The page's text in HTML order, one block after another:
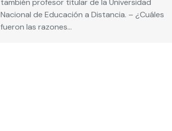
también profesor titular de la Universidad
Nacional de Educación a Distancia. – ¿Cuáles
fueron las razones…